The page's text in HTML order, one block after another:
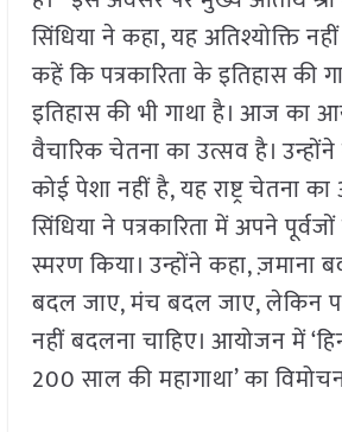
सिंधिया ने कहा, यह अतिश्योक्ति
कहें कि पत्रकारिता के इतिहास की
इतिहास की भी गाथा है। आज का
वैचारिक चेतना का उत्सव है। उन्होंने
कोई पेशा नहीं है, यह राष्ट्र चेतना
सिंधिया ने पत्रकारिता में अपने
स्मरण किया। उन्होंने कहा,
बदल जाए, मंच बदल जाए, लेकिन
नहीं बदलना चाहिए। आयोजन में
200 साल की महागाथा’ का